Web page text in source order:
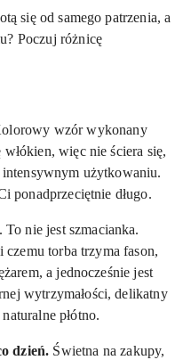
się od samego patrzenia, a
Poczuj różnicę
wzór wykonany
więc nie ściera się,
użytkowaniu.
ponadprzeciętnie długo.
. To nie jest szmacianka.
torba trzyma fason,
a jednocześnie jest
wytrzymałości, delikatny
płótno.
dzień. Świetna na zakupy,